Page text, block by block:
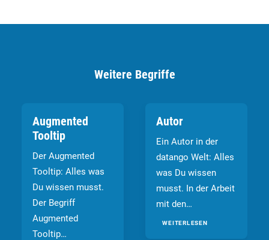
Weitere Begriffe
Augmented
Tooltip
Der Augmented
Tooltip: Alles was
Du wissen musst.
Der Begriff
Augmented
Tooltip…
Autor
Ein Autor in der
datango Welt: Alles
was Du wissen
musst. In der Arbeit
mit den…
WEITERLESEN